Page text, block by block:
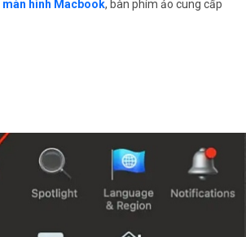
màn hình Macbook, bàn phím ảo cung cấp